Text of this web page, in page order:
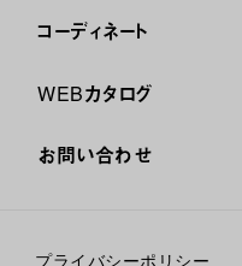
コーディネート
WEBカタログ
お問い合わせ
プライバシーポリシー